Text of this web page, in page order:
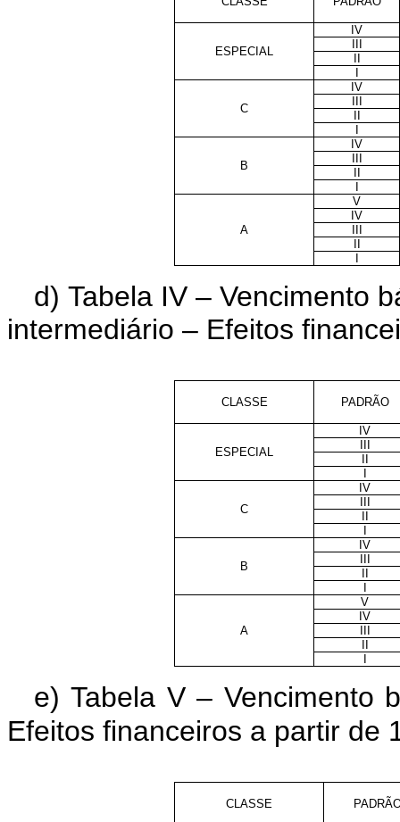
ESPECIAL
IV
C
IV
B
IV
A
V
IV
d) Tabela IV – Vencimento
intermediário – Efeitos
CLASSE PADRÃO
ESPECIAL
IV
C
IV
B
IV
A
V
IV
e) Tabela V – Vencimento
Efeitos financeiros a partir de
CLASSE